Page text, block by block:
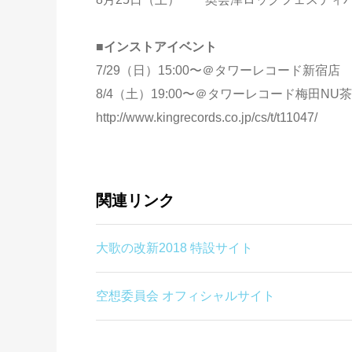
■インストアイベント
7/29（日）15:00〜＠タワーレコード新宿店
8/4（土）19:00〜＠タワーレコード梅田NU
http://www.kingrecords.co.jp/cs/t/t11047/
関連リンク
大歌の改新2018 特設サイト
空想委員会 オフィシャルサイト